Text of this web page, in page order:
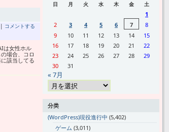
コメントする
は女性ホル
場合、コロ
該当してる
日 月 火 水 木 金 土
1
2
3 4 5 6 7
8
9
10 11 12 13 14
15
16
17 18 19 20 21
22
23
24 25 26 27 28
29
30
31
« 7月
分类
(WordPress)現役進行中 (5,402)
ゲーム (3,011)